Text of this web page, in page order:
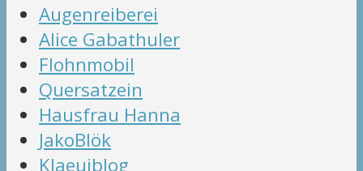
Augenreiberei
Alice Gabathuler
Flohnmobil
Quersatzein
Hausfrau Hanna
JakoBlök
Klaeuiblog